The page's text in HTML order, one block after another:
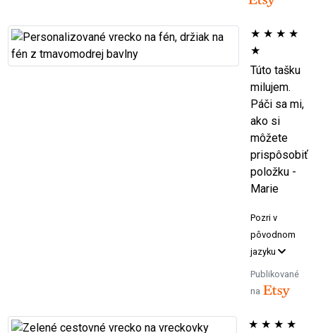
★ ★ ★ ★
★
Túto tašku
milujem.
Páči sa mi,
ako si
môžete
prispôsobiť
položku -
Marie
Pozri v
pôvodnom
jazyku
Publikované
na
★ ★ ★ ★